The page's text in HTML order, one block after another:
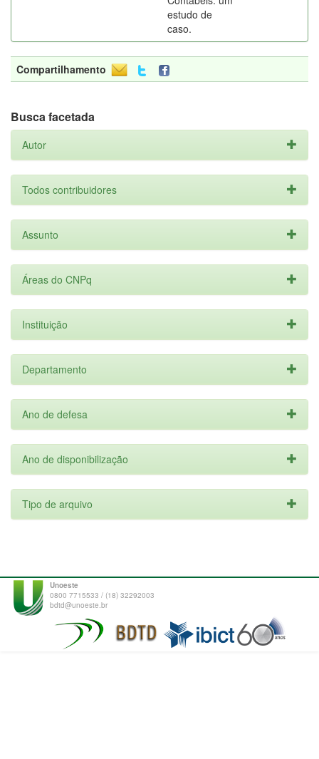
estudo de
caso.
Compartilhamento
Busca facetada
Autor
Todos contribuidores
Assunto
Áreas do CNPq
Instituição
Departamento
Ano de defesa
Ano de disponibilização
Tipo de arquivo
Unoeste
0800 7715533 / (18) 32292003
bdtd@unoeste.br